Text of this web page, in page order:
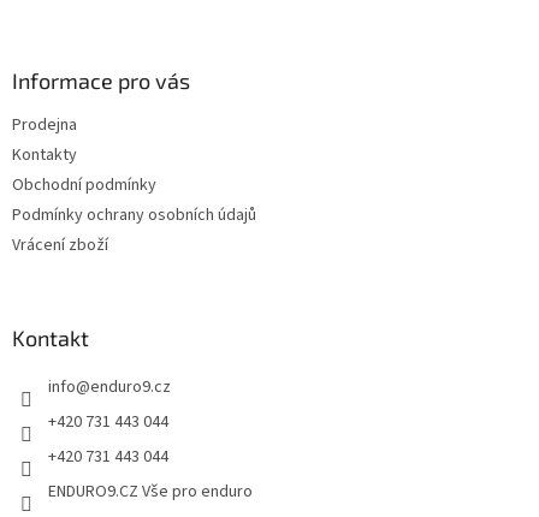
Informace pro vás
Prodejna
Kontakty
Obchodní podmínky
Podmínky ochrany osobních údajů
Vrácení zboží
Kontakt
info@enduro9.cz
+420 731 443 044
+420 731 443 044
ENDURO9.CZ Vše pro enduro